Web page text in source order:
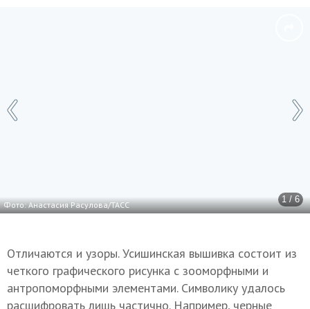
1 / 6
Фото: Анастасия Расулова/ТАСС
Отличаются и узоры. Усишинская вышивка состоит из
четкого графического рисунка с зооморфными и
антропоморфными элементами. Символику удалось
расшифровать лишь частично. Например, черные